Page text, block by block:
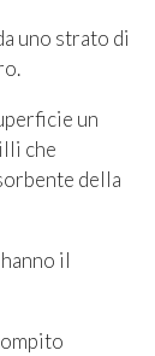
uno strato di
un
che
della
il